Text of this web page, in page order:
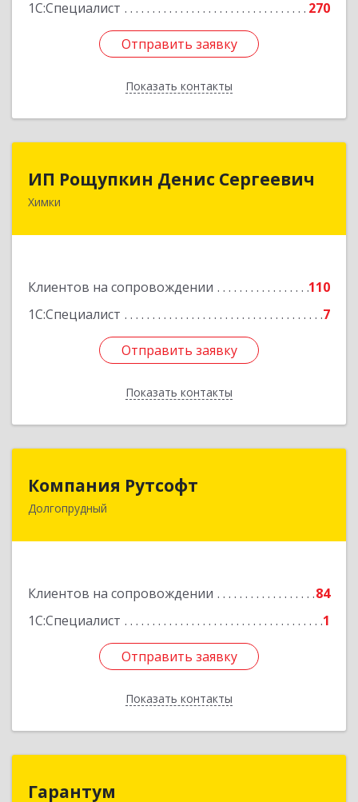
1С:Специалист 270
Отправить заявку
Показать контакты
Отправить заявку
Назад
ИП Рощупкин Денис Сергеевич
Химки
Клиентов на сопровождении
110
1С:Специалист
7
Отправить заявку
Показать контакты
141402, Московская обл, г.о. Химки, Химки г,
Отправить заявку
Назад
Компания Рутсофт
Долгопрудный
Клиентов на сопровождении
84
1С:Специалист
1
Отправить заявку
Показать контакты
Компания Рутсофт
141700, Московская обл, Долгопрудный г,
Отправить заявку
Назад
Гарантум